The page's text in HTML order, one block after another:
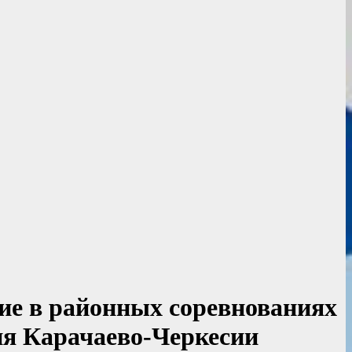
в районных соревнованиях
Карачаево-Черкесии